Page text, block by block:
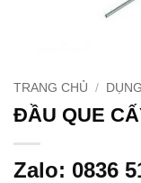
TRANG CHỦ /
ĐẦU QUE
Zalo: 0836